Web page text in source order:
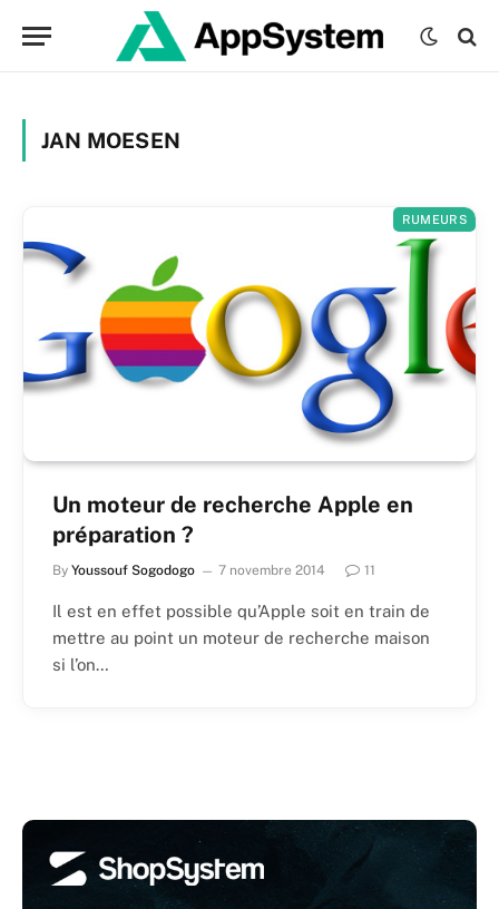
JAN MOESEN
RUMEURS
Un moteur de recherche Apple en
préparation ?
By Youssouf Sogodogo 7 novembre 2014 11
Il est en effet possible qu’Apple soit en train de
mettre au point un moteur de recherche maison
si l’on…